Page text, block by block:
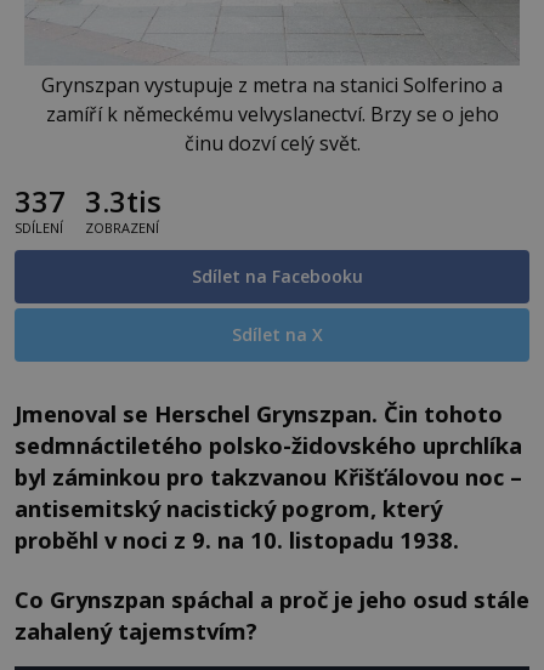
Grynszpan vystupuje z metra na stanici Solferino a
zamíří k německému velvyslanectví. Brzy se o jeho
činu dozví celý svět.
337
SDÍLENÍ
3.3tis
ZOBRAZENÍ
Sdílet na Facebooku
Sdílet na X
Jmenoval se Herschel Grynszpan. Čin tohoto
sedmnáctiletého polsko-židovského uprchlíka
byl záminkou pro takzvanou Křišťálovou noc –
antisemitský nacistický pogrom, který
proběhl v noci z 9. na 10. listopadu 1938.
Co Grynszpan spáchal a proč je jeho osud stále
zahalený tajemstvím?